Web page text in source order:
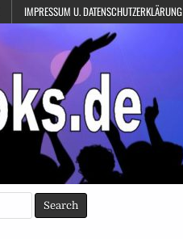
IMPRESSUM U. DATENSCHUTZERKLÄRUNG